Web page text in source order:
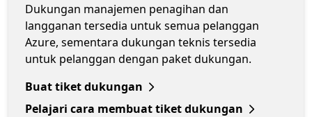
Dukungan manajemen penagihan dan
langganan tersedia untuk semua pelanggan
Azure, sementara dukungan teknis tersedia
untuk pelanggan dengan paket dukungan.
Buat tiket dukungan
Pelajari cara membuat tiket dukungan